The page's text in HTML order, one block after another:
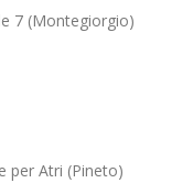
7 (Montegiorgio)
per Atri (Pineto)